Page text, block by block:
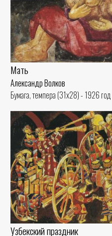
Мать
Александр Волков
Бумага, темпера (31x28) - 1926 год
Узбекский праздник